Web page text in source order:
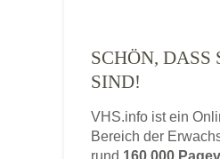
SCHÖN, DASS
SIND!
VHS.info ist ein
Bereich der
rund 160.000